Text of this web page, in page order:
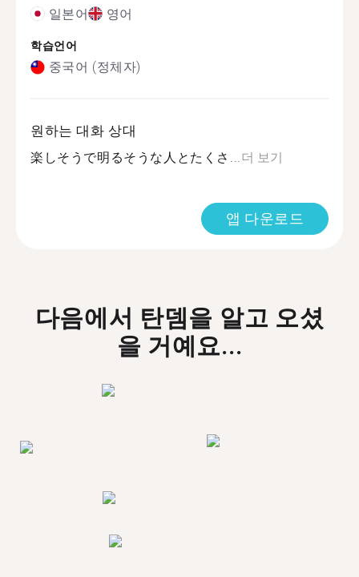
일본어 영어
학습언어
중국어 (정체자)
원하는 대화 상대
楽しそうで明るそうな人とたくさ...더 보기
앱 다운로드
다음에서 탄뎀을 알고 오셨
을 거예요...